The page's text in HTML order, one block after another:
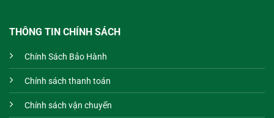
THÔNG TIN CHÍNH SÁCH
Chính Sách Bảo Hành
Chính sách thanh toán
Chính sách vận chuyển